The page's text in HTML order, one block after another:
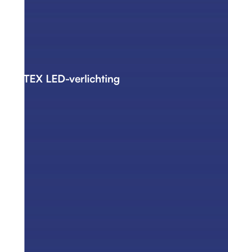
ATEX LED-verlichting